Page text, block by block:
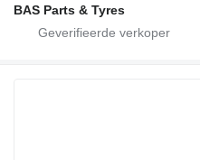
BAS Parts & Tyres